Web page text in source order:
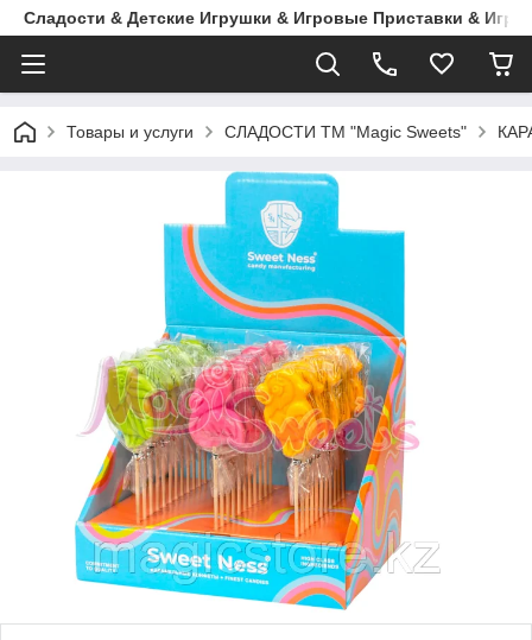
Сладости & Детские Игрушки & Игровые Приставки & Игры
Товары и услуги СЛАДОСТИ ТМ "Magic Sweets"